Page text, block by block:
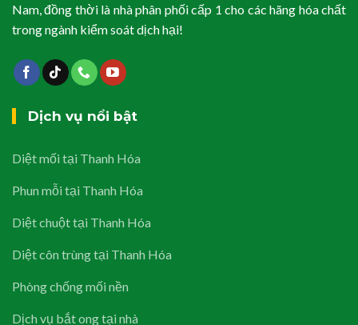
Nam, đồng thời là nhà phân phối cấp 1 cho các hãng hóa chất
trong ngành kiểm soát dịch hại!
Dịch vụ nổi bật
Diệt mối tại Thanh Hóa
Phun mỗi tại Thanh Hóa
Diệt chuột tại Thanh Hóa
Diệt côn trùng tại Thanh Hóa
Phòng chống mối nền
Dịch vụ bắt ong tại nhà